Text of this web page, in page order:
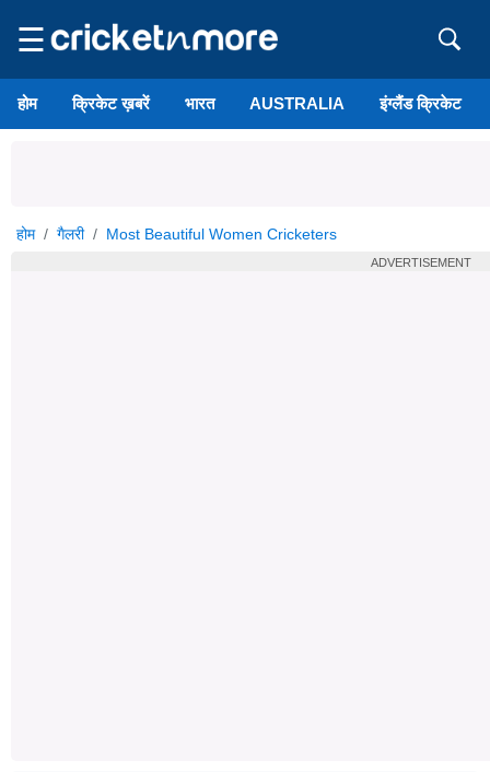
☰
होम क्रिकेट ख़बरें भारत AUSTRALIA इंग्लैंड क्रिकेट
होम गैलरी Most Beautiful Women Cricketers
ADVERTISEMENT